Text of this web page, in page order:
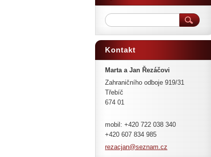
Kontakt
Marta a Jan Řezáčovi
Zahraničního odboje 919/31
Třebíč
674 01
mobil: +420 722 038 340
+420 607 834 985
rezacjan@seznam.cz